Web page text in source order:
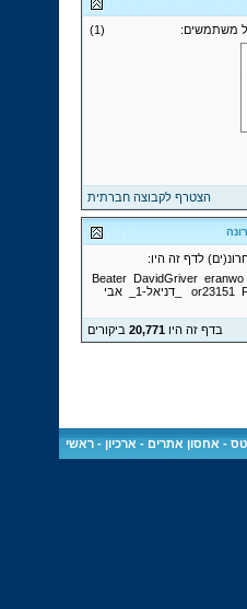
(1) משתמשים:
הצטרף לקבוצה חברתית
Beater DavidGriver eranwo
or23151
_דניאל-1_
אבי
בדף זה היו20,771 ביקורים
- אחסון אתרים - ארכיון -ראשי